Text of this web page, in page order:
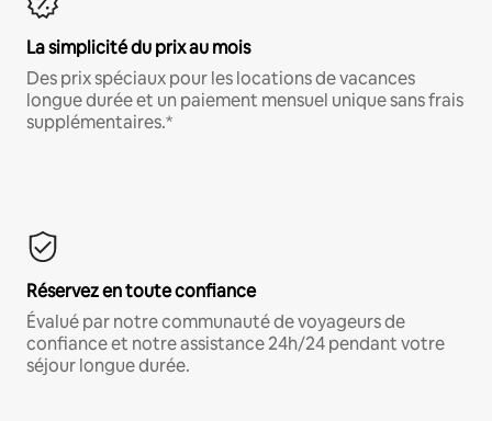
La simplicité du prix au mois
Des prix spéciaux pour les locations de vacances
longue durée et un paiement mensuel unique sans frais
supplémentaires.*
Réservez en toute confiance
Évalué par notre communauté de voyageurs de
confiance et notre assistance 24h/24 pendant votre
séjour longue durée.